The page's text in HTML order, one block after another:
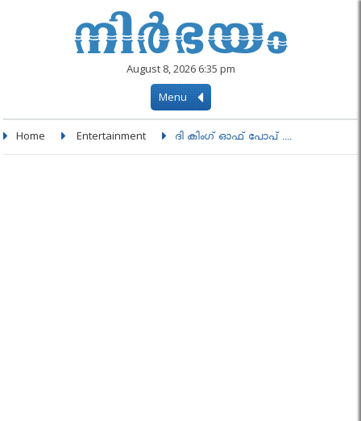
August 8, 2026 6:35 pm
Menu
Home Entertainment ദി കിംഗ്‌ ഓഫ് പോപ്‌ ....